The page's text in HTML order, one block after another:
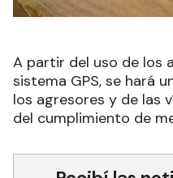
A partir del uso de los
sistema GPS, se hará
los agresores y de las
del cumplimiento de